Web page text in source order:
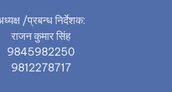
/प्रबन्ध निर्देशक:
राजन कुमार सिंह
9845982250
9812278717